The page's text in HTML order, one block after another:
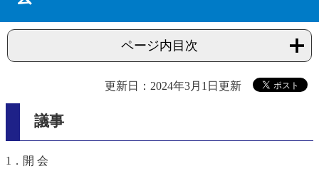
ページ内目次
更新日：2024年3月1日更新
議事
1．開 会